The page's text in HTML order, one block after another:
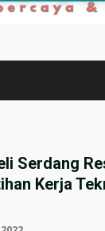
Serdang
Kerja